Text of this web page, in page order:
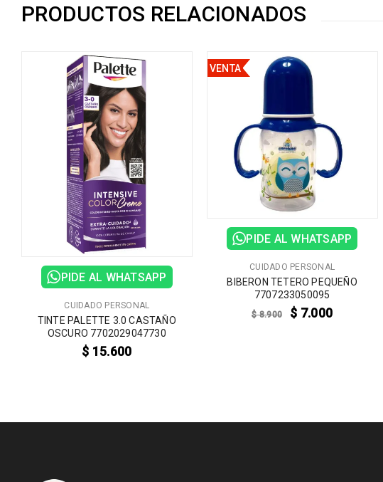
PRODUCTOS RELACIONADOS
PIDE AL WHATSAPP
CUIDADO PERSONAL
TINTE PALETTE 3.0 CASTAÑO
OSCURO 7702029047730
$ 15.600
VENTA
PIDE AL WHATSAPP
CUIDADO PERSONAL
BIBERON TETERO PEQUEÑO
7707233050095
$8.900 $ 7.000